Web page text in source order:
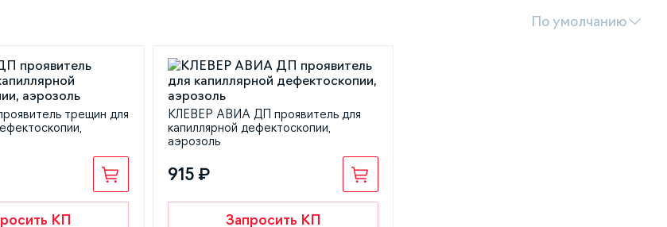
По умолчанию
трещин для
КП
КЛЕВЕР АВИА ДП проявитель для
капиллярной дефектоскопии,
аэрозоль
915 ₽
Запросить КП